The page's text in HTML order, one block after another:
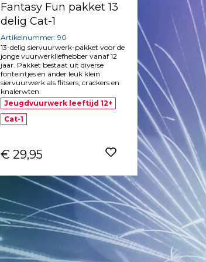
Fantasy Fun pakket 13
delig Cat-1
Artikelnummer: 90
13-delig siervuurwerk-pakket voor de
jonge vuurwerkliefhebber vanaf 12
jaar. Pakket bestaat uit diverse
fonteintjes en ander leuk klein
siervuurwerk als flitsers, crackers en
knalerwten.
Jeugdvuurwerk leeftijd 12+
Cat-1
€ 29,95